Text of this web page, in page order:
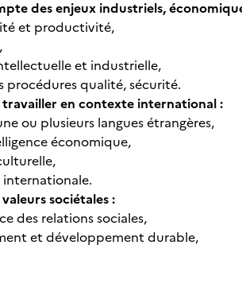
des enjeux industriels,
et productivité,
et industrielle,
qualité, sécurité.
en contexte international :
ou plusieurs langues étrangères,
économique,
sociétales :
des relations sociales,
et développement durable,